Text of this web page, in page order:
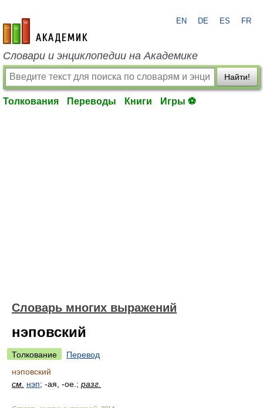
academic.ru
EN DE ES FR
Словари и энциклопедии на Академике
Найти!
Толкования Переводы Книги Игры ⚽
Словарь многих выражений
нэповский
Толкование
Перевод
нэповский
см. нэп; -ая, -ое.; разг.